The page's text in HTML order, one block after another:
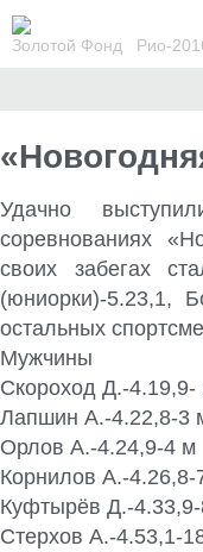
Золотой Фонд Рио-
Удачно
соревнованиях
своих забегах
(юниорки)-5.23,1,
остальных
Мужчины
Скороход Д.-4.19,9-
Лапшин А.-4.22,8-3
Орлов А.-4.24,9-4 м
Корнилов А.-4.26,8-
Куфтырёв Д.-
Стерхов А.-4.53,1-